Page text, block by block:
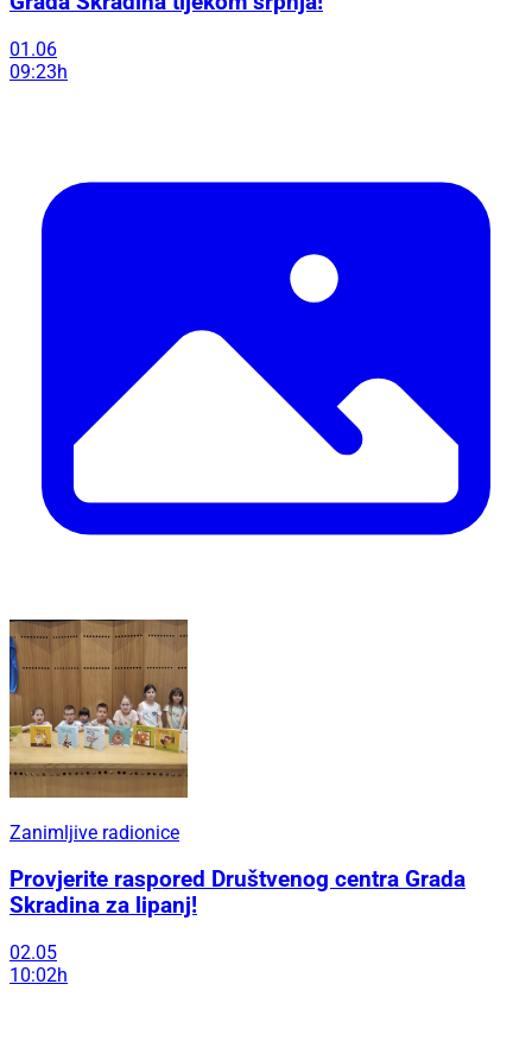
01.06
09:23h
Zanimljive radionice
Provjerite raspored Društvenog centra Grada
Skradina za lipanj!
02.05
10:02h